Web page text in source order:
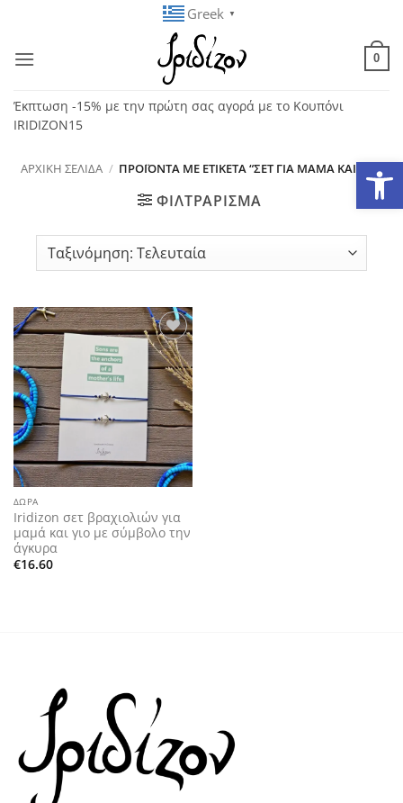
περιεχόμενο
Greek ▼
0
Έκπτωση -15% με την πρώτη σας αγορά με το Κουπόνι
IRIDIZON15
ΑΡΧΙΚΉ ΣΕΛΊΔΑ / ΠΡΟΪΌΝΤΑ ΜΕ ΕΤΙΚΈΤΑ “ΣΕΤ ΓΙΑ ΜΑΜΆ ΚΑΙ ΓΙΟ”
ΦΙΛΤΡΆΡΙΣΜΑ
Add to
wishlist
ΔΏΡΑ
Iridizon σετ βραχιολιών για
μαμά και γιο με σύμβολο την
άγκυρα
€16.60